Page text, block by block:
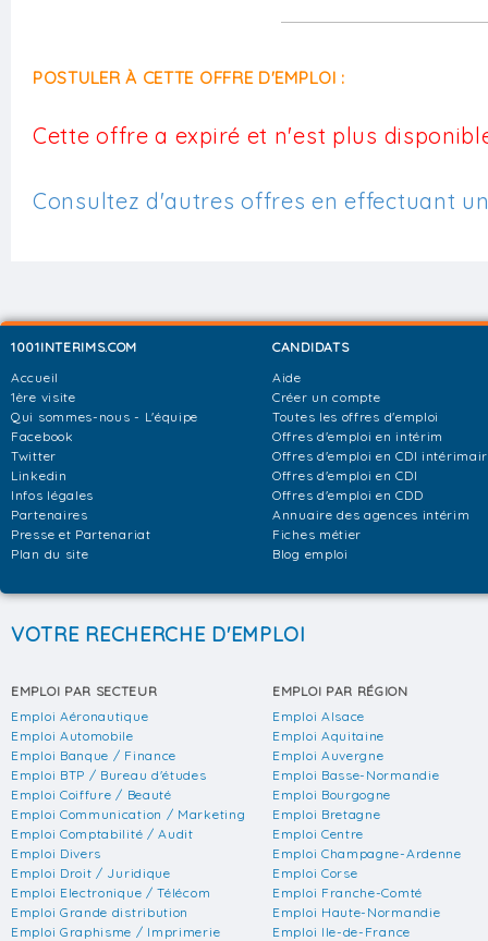
POSTULER À CETTE OFFRE D'EMPLOI :
Cette offre a expiré et n'est plus
Consultez d'autres offres en effectuant
1001INTERIMS.COM
Accueil
1ère visite
Qui sommes-nous - L'équipe
Facebook
Twitter
Linkedin
Infos légales
Partenaires
Presse et Partenariat
Plan du site
CANDIDATS
Aide
Créer un compte
Toutes les offres d'emploi
Offres d'emploi en intérim
Offres d'emploi en CDI
Offres d'emploi en CDI
Offres d'emploi en CDD
Annuaire des agences intérim
Fiches métier
Blog emploi
VOTRE RECHERCHE D'EMPLOI
EMPLOI PAR SECTEUR
Emploi Aéronautique
Emploi Automobile
Emploi Banque / Finance
Emploi BTP / Bureau d'études
Emploi Coiffure / Beauté
Emploi Communication / Marketing
Emploi Comptabilité / Audit
Emploi Divers
Emploi Droit / Juridique
Emploi Electronique / Télécom
Emploi Grande distribution
Emploi Graphisme / Imprimerie
EMPLOI PAR RÉGION
Emploi Alsace
Emploi Aquitaine
Emploi Auvergne
Emploi Basse-Normandie
Emploi Bourgogne
Emploi Bretagne
Emploi Centre
Emploi Champagne-Ardenne
Emploi Corse
Emploi Franche-Comté
Emploi Haute-Normandie
Emploi Ile-de-France